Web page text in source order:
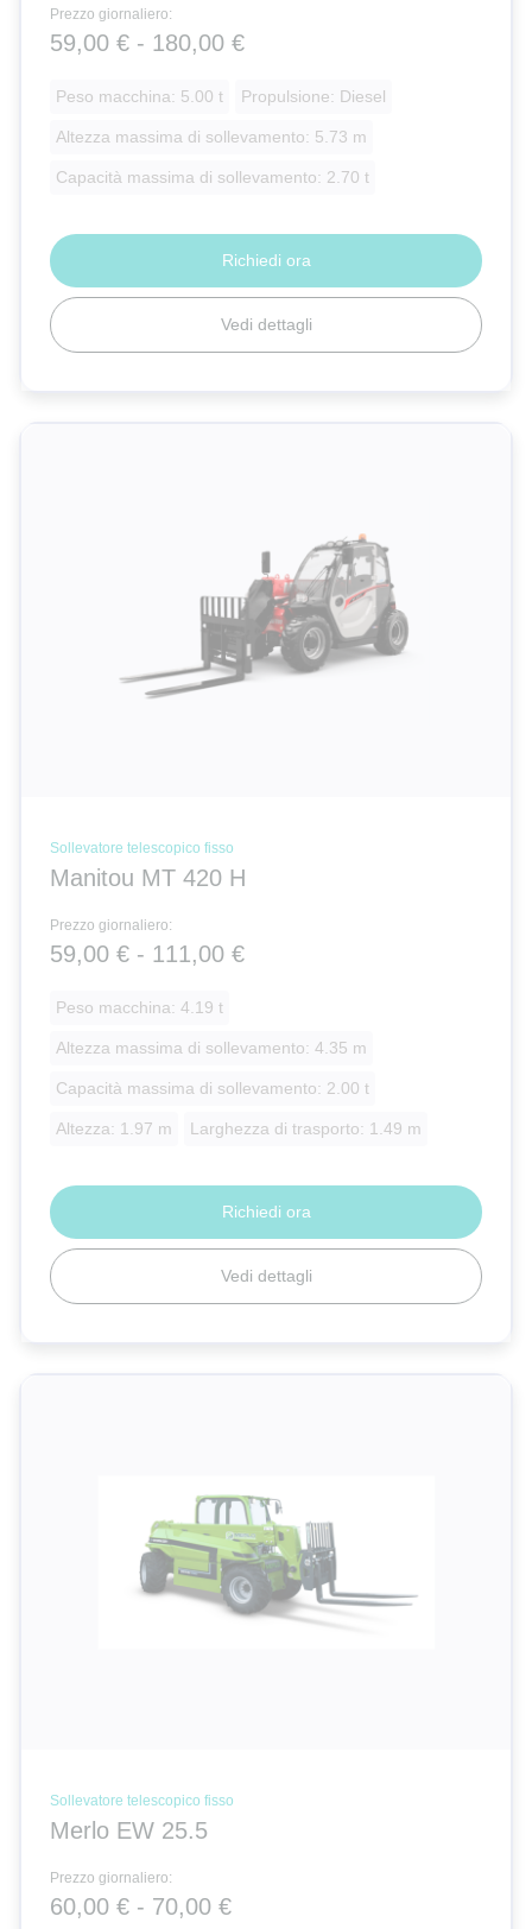
Prezzo giornaliero:
59,00 € - 180,00 €
Peso macchina: 5.00 t Propulsione: Diesel
Altezza massima di sollevamento: 5.73 m
Capacità massima di sollevamento: 2.70 t
Vedi dettagli
Richiedi ora
Sollevatore telescopico fisso
Manitou MT 420 H
Prezzo giornaliero:
59,00 € - 111,00 €
Peso macchina: 4.19 t
Altezza massima di sollevamento: 4.35 m
Capacità massima di sollevamento: 2.00 t
Altezza: 1.97 m Larghezza di trasporto: 1.49 m
Vedi dettagli
Richiedi ora
Sollevatore telescopico fisso
Merlo EW 25.5
Prezzo giornaliero:
60,00 € - 70,00 €